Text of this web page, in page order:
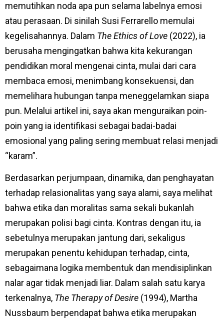
memutihkan noda apa pun selama labelnya emosi
atau perasaan. Di sinilah Susi Ferrarello memulai
kegelisahannya. Dalam The Ethics of Love (2022), ia
berusaha mengingatkan bahwa kita kekurangan
pendidikan moral mengenai cinta, mulai dari cara
membaca emosi, menimbang konsekuensi, dan
memelihara hubungan tanpa meneggelamkan siapa
pun. Melalui artikel ini, saya akan menguraikan poin-
poin yang ia identifikasi sebagai badai-badai
emosional yang paling sering membuat relasi menjadi
“karam”.
Berdasarkan perjumpaan, dinamika, dan penghayatan
terhadap relasionalitas yang saya alami, saya melihat
bahwa etika dan moralitas sama sekali bukanlah
merupakan polisi bagi cinta. Kontras dengan itu, ia
sebetulnya merupakan jantung dari, sekaligus
merupakan penentu kehidupan terhadap, cinta,
sebagaimana logika membentuk dan mendisiplinkan
nalar agar tidak menjadi liar. Dalam salah satu karya
terkenalnya, The Therapy of Desire (1994), Martha
Nussbaum berpendapat bahwa etika merupakan